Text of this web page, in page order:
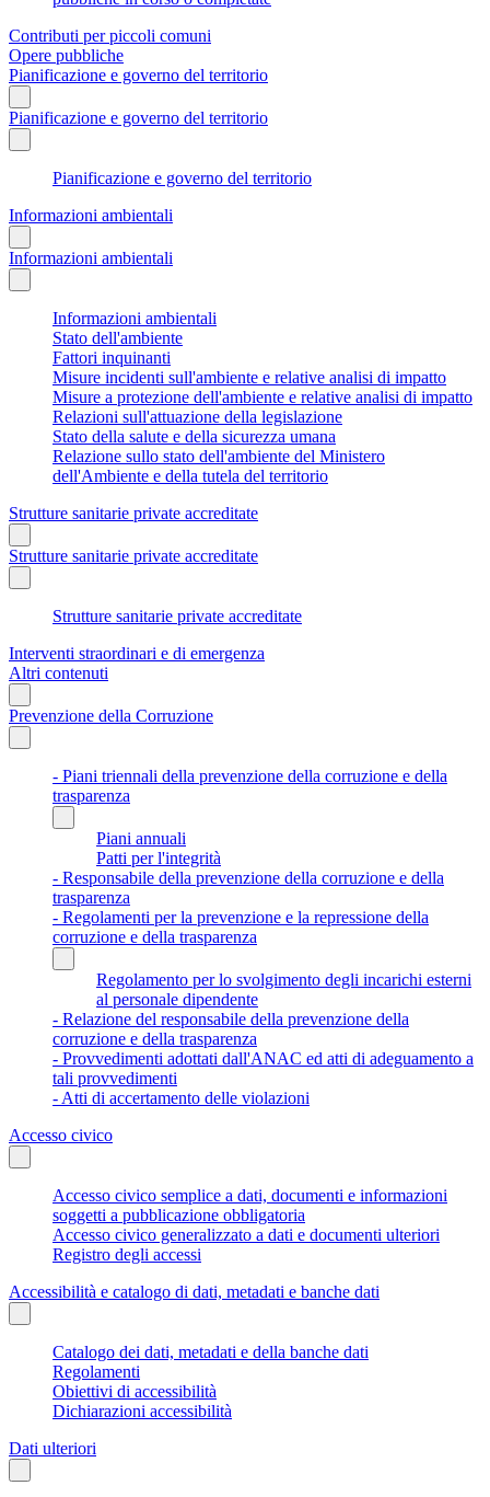
Contributi per piccoli comuni
Opere pubbliche
Pianificazione e governo del territorio
Pianificazione e governo del territorio
Pianificazione e governo del territorio
Informazioni ambientali
Informazioni ambientali
Informazioni ambientali
Stato dell'ambiente
Fattori inquinanti
Misure incidenti sull'ambiente e relative analisi di impatto
Misure a protezione dell'ambiente e relative analisi di impatto
Relazioni sull'attuazione della legislazione
Stato della salute e della sicurezza umana
Relazione sullo stato dell'ambiente del Ministero
dell'Ambiente e della tutela del territorio
Strutture sanitarie private accreditate
Strutture sanitarie private accreditate
Strutture sanitarie private accreditate
Interventi straordinari e di emergenza
Altri contenuti
Prevenzione della Corruzione
- Piani triennali della prevenzione della corruzione e della
trasparenza
Piani annuali
Patti per l'integrità
- Responsabile della prevenzione della corruzione e della
trasparenza
- Regolamenti per la prevenzione e la repressione della
corruzione e della trasparenza
Regolamento per lo svolgimento degli incarichi esterni
al personale dipendente
- Relazione del responsabile della prevenzione della
corruzione e della trasparenza
- Provvedimenti adottati dall'ANAC ed atti di adeguamento a
tali provvedimenti
- Atti di accertamento delle violazioni
Accesso civico
Accesso civico semplice a dati, documenti e informazioni
soggetti a pubblicazione obbligatoria
Accesso civico generalizzato a dati e documenti ulteriori
Registro degli accessi
Accessibilità e catalogo di dati, metadati e banche dati
Catalogo dei dati, metadati e della banche dati
Regolamenti
Obiettivi di accessibilità
Dichiarazioni accessibilità
Dati ulteriori